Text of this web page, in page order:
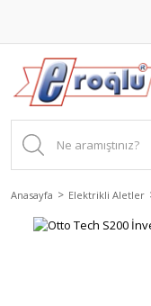
Anasayfa Elektrikli Aletler